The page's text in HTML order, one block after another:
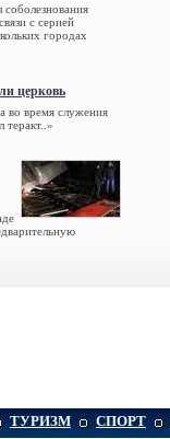
с серией
городах
церковь
во время служения
теракт..»
ТУРИЗМ СПОРТ